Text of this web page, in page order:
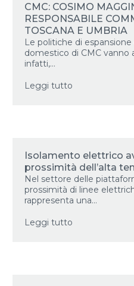
CMC: COSIMO
RESPONSABILE
TOSCANA E UMBRIA
Le politiche di
domestico di CMC vanno
infatti,...
Leggi tutto
Isolamento elettrico
prossimità dell’alta
Nel settore delle
prossimità di linee
rappresenta una...
Leggi tutto